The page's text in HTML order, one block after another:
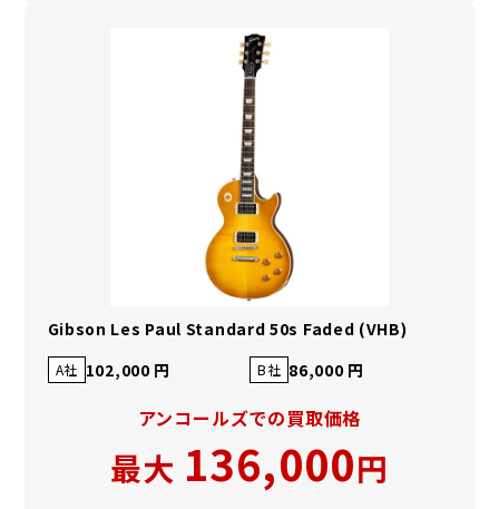
Gibson Les Paul Standard 50s Faded (VHB)
A社 102,000 円 B社 86,000 円
アンコールズでの買取価格
最大 136,000円